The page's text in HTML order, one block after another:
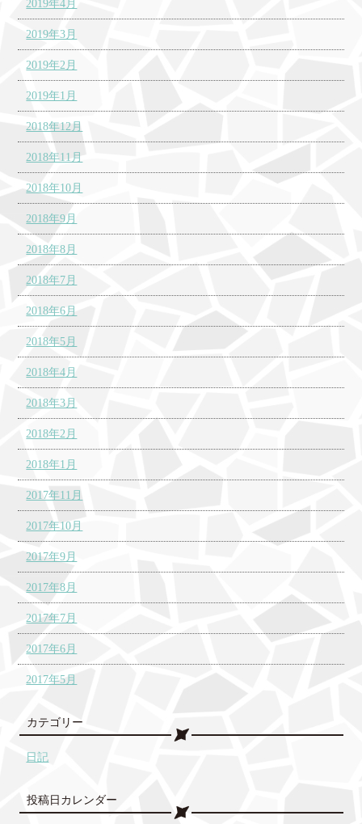
2019年4月
2019年3月
2019年2月
2019年1月
2018年12月
2018年11月
2018年10月
2018年9月
2018年8月
2018年7月
2018年6月
2018年5月
2018年4月
2018年3月
2018年2月
2018年1月
2017年11月
2017年10月
2017年9月
2017年8月
2017年7月
2017年6月
2017年5月
カテゴリー
日記
投稿日カレンダー